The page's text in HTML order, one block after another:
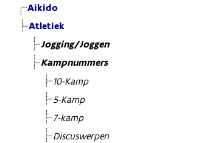
Aikido
Atletiek
Jogging/Joggen
Kampnummers
10-Kamp
5-Kamp
7-kamp
Discuswerpen